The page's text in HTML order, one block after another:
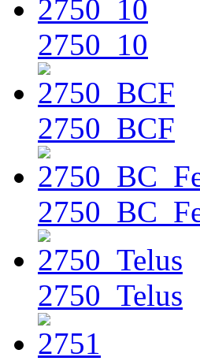
2750_10
2750_BCF
2750_Telus